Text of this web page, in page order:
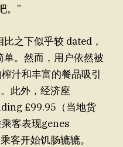
。”
之下似乎较 dated，
。然而，用户依然被
汁和丰富的餐品吸引
此外，经济座
£99.95（当地货
客表现genes
客开始饥肠辘辘。